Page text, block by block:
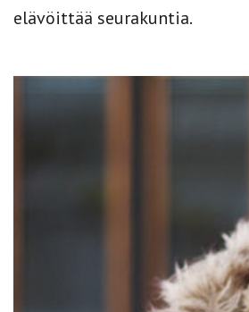
elävöittää seurakuntia.